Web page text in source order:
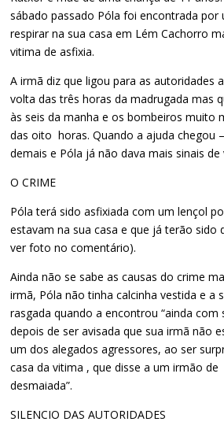
sábado passado Póla foi encontrada por
respirar na sua casa em Lém Cachorro
vitima de asfixia.
A irmã diz que ligou para as autoridades
volta das três horas da madrugada mas
às seis da manha e os bombeiros muito
das oito horas. Quando a ajuda chegou
demais e Póla já não dava mais sinais de
O CRIME
Póla terá sido asfixiada com um lençol
estavam na sua casa e que já terão sido
ver foto no comentário).
Ainda não se sabe as causas do crime
irmã, Póla não tinha calcinha vestida e a
rasgada quando a encontrou “ainda com
depois de ser avisada que sua irmã não
um dos alegados agressores, ao ser
casa da vitima , que disse a um irmão de
desmaiada”.
SILENCIO DAS AUTORIDADES